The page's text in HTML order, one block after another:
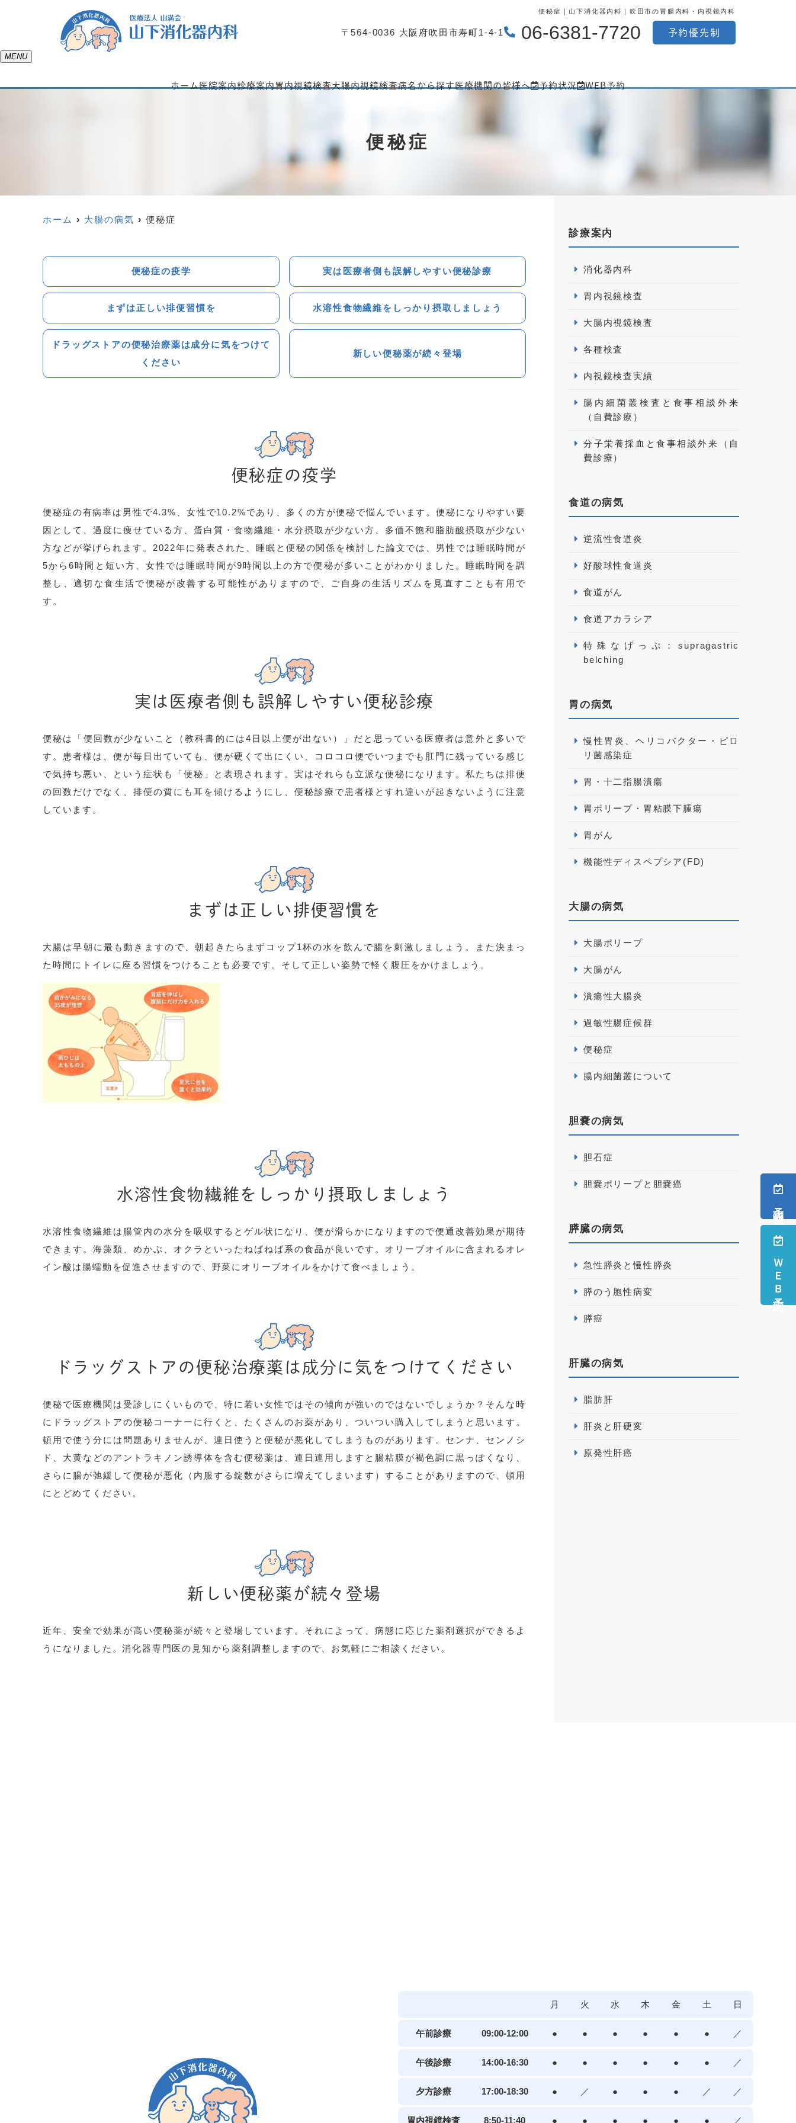
便秘症｜山下消化器内科｜吹田市の胃腸内科・内視鏡内科
〒564-0036 大阪府吹田市寿町1-4-1 06-6381-7720 予約優先制
ＷＥＢ予約
MENU
ホーム医院案内診療案内胃内視鏡検査大腸内視鏡検査病名から探す医療機関の皆様へ 予約状況 WEB予約
便秘症
ホーム 大腸の病気 便秘症
便秘症の疫学 実は医療者側も誤解しやすい便秘診療
まずは正しい排便習慣を 水溶性食物繊維をしっかり摂取しましょう
ドラッグストアの便秘治療薬は成分に気をつけて
ください
新しい便秘薬が続々登場
便秘症の疫学
便秘症の有病率は男性で4.3% 、女性で10.2%であり、多くの方が便秘で悩んでいます。便秘になりやすい要
因として、過度に痩せている方、蛋白質・食物繊維・水分摂取が少ない方、多価不飽和脂肪酸摂取が少ない
方などが挙げられます。2022年に発表された、睡眠と便秘の関係を検討した論文では、男性では睡眠時間が
5から6時間と短い方、女性では睡眠時間が9時間以上の方で便秘が多いことがわかりました。睡眠時間を調
整し、適切な食生活で便秘が改善する可能性がありますので、ご自身の生活リズムを見直すことも有用で
す。
実は医療者側も誤解しやすい便秘診療
便秘は「便回数が少ないこと（教科書的には4 日以上便が出ない）」だと思っている医療者は意外と多いで
す。患者様は、便が毎日出ていても、便が硬くて出にくい、コロコロ便でいつまでも肛門に残っている感じ
で気持ち悪い、という症状も「便秘」と表現されます。実はそれらも立派な便秘になります。私たちは排便
の回数だけでなく、排便の質にも耳を傾けるようにし、便秘診療で患者様とすれ違いが起きないように注意
しています。
まずは正しい排便習慣を
大腸は早朝に最も動きますので、朝起きたらまずコップ1杯の水を飲んで腸を刺激しましょう。また決まっ
た時間にトイレに座る習慣をつけることも必要です。そして正しい姿勢で軽く腹圧をかけましょう。
水溶性食物繊維をしっかり摂取しましょう
水溶性食物繊維は腸管内の水分を吸収するとゲル状になり、便が滑らかになりますので便通改善効果が期待
できます。海藻類、めかぶ、オクラといったねばねば系の食品が良いです。オリーブオイルに含まれるオレ
イン酸は腸蠕動を促進させますので、野菜にオリーブオイルをかけて食べましょう。
ドラッグストアの便秘治療薬は成分に気をつけてください
便秘で医療機関は受診しにくいもので、特に若い女性ではその傾向が強いのではないでしょうか？そんな時
にドラッグストアの便秘コーナーに行くと、たくさんのお薬があり、ついつい購入してしまうと思います。
頓用で使う分には問題ありませんが、連日使うと便秘が悪化してしまうものがあります。センナ、センノシ
ド、大黄などのアントラキノン誘導体を含む便秘薬は、連日連用しますと腸粘膜が褐色調に黒っぽくなり、
さらに腸が弛緩して便秘が悪化（内服する錠数がさらに増えてしまいます）することがありますので、頓用
にとどめてください。
新しい便秘薬が続々登場
近年、安全で効果が高い便秘薬が続々と登場しています。それによって、病態に応じた薬剤選択ができるよ
うになりました。消化器専門医の見知から薬剤調整しますので、お気軽にご相談ください。
診療案内
消化器内科
胃内視鏡検査
大腸内視鏡検査
各種検査
内視鏡検査実績
腸内細菌叢検査と食事相談外来
（自費診療）
分子栄養採血と食事相談外来（自
費診療）
食道の病気
逆流性食道炎
好酸球性食道炎
食道がん
食道アカラシア
特殊なげっぷ：supragastric
belching
胃の病気
慢性胃炎、ヘリコバクター・ピロ
リ菌感染症
胃・十二指腸潰瘍
胃ポリープ・胃粘膜下腫瘍
胃がん
機能性ディスペプシア(FD)
大腸の病気
大腸ポリープ
大腸がん
潰瘍性大腸炎
過敏性腸症候群
便秘症
腸内細菌叢について
胆嚢の病気
胆石症
胆嚢ポリープと胆嚢癌
膵臓の病気
急性膵炎と慢性膵炎
膵のう胞性病変
膵癌
肝臓の病気
脂肪肝
肝炎と肝硬変
原発性肝癌
月 火 水 木 金 土 日
午前診療 09:00-12:00 ● ● ● ● ● ● ／
午後診療 14:00-16:30 ● ● ● ● ● ● ／
夕方診療 17:00-18:30 ● ／ ● ● ● ／ ／
胃内視鏡検査 8:50-11:40 ● ● ● ● ● ● ／